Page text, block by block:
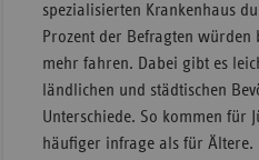
spezialisierten Krankenhaus
Prozent der Befragten würden
mehr fahren. Dabei gibt es
ländlichen und städtischen
Unterschiede. So kommen für
häufiger infrage als für Ältere.